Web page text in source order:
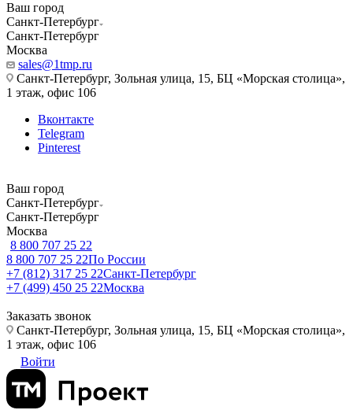
Ваш город
Санкт-Петербург
Санкт-Петербург
Москва
sales@1tmp.ru
Санкт-Петербург, Зольная улица, 15, БЦ «Морская столица»,
1 этаж, офис 106
Вконтакте
Telegram
Pinterest
Ваш город
Санкт-Петербург
Санкт-Петербург
Москва
8 800 707 25 22
8 800 707 25 22По России
+7 (812) 317 25 22Санкт-Петербург
+7 (499) 450 25 22Москва
Заказать звонок
Санкт-Петербург, Зольная улица, 15, БЦ «Морская столица»,
1 этаж, офис 106
Войти